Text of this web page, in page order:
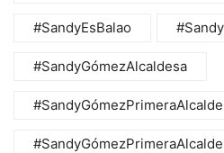
#SandyEsBalao
#SandyGómezAlcaldesa